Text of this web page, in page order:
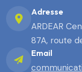
Adresse
ARDEAR
87A, route
Email